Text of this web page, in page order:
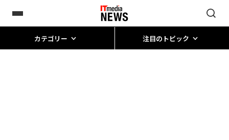
カテゴリー 注目のトピック